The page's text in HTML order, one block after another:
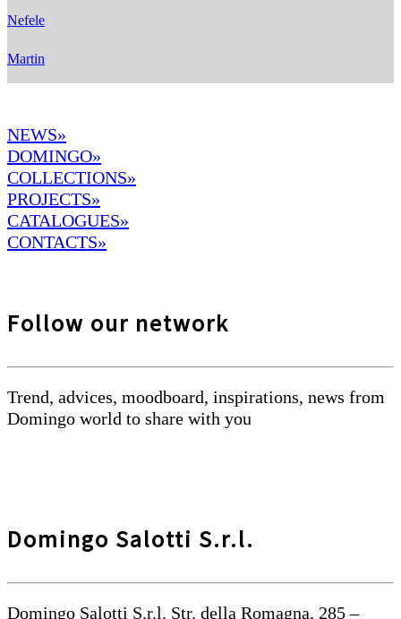
Nefele
Martin
NEWS»
DOMINGO»
COLLECTIONS»
PROJECTS»
CATALOGUES»
CONTACTS»
Follow our network
Trend, advices, moodboard, inspirations, news from
Domingo world to share with you
Domingo Salotti S.r.l.
Domingo Salotti S.r.l. Str. della Romagna, 285 –